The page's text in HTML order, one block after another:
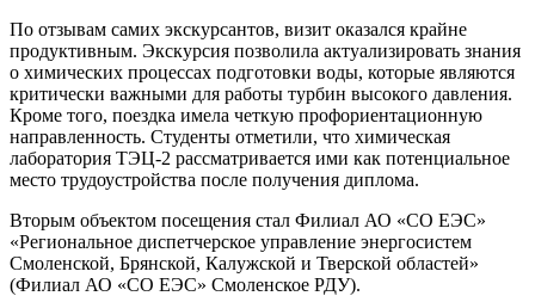
По отзывам самих экскурсантов, визит оказался крайне
продуктивным. Экскурсия позволила актуализировать знания
о химических процессах подготовки воды, которые являются
критически важными для работы турбин высокого давления.
Кроме того, поездка имела четкую профориентационную
направленность. Студенты отметили, что химическая
лаборатория ТЭЦ-2 рассматривается ими как потенциальное
место трудоустройства после получения диплома.
Вторым объектом посещения стал Филиал АО «СО ЕЭС»
«Региональное диспетчерское управление энергосистем
Смоленской, Брянской, Калужской и Тверской областей»
(Филиал АО «СО ЕЭС» Смоленское РДУ).